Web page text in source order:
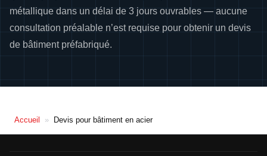
métallique dans un délai de 3 jours ouvrables — aucune
consultation préalable n’est requise pour obtenir un devis
de bâtiment préfabriqué.
Accueil » Devis pour bâtiment en acier